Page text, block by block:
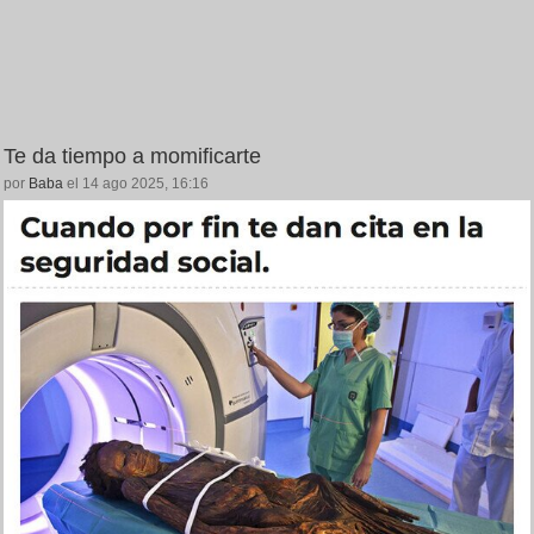
Te da tiempo a momificarte
por Baba el 14 ago 2025, 16:16